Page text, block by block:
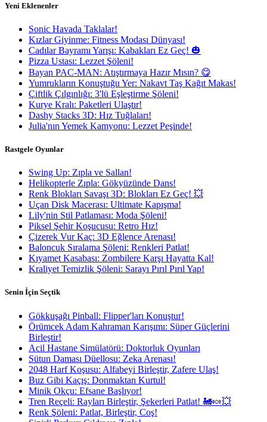
Yeni Eklenenler
Sonic Havada Taklalar!
Kızlar Giyinme: Fitness Modası Dünyası!
Cadılar Bayramı Yarışı: Kabakları Ez Geç! 🎃
Pizza Ustası: Lezzet Şöleni!
Bayan PAC-MAN: Atıştırmaya Hazır Mısın? 😋
Yumrukların Konuştuğu Yer: Nakavt Taş Kağıt Makas!
Çiftlik Çılgınlığı: 3'lü Eşleştirme Şöleni!
Kurye Kralı: Paketleri Ulaştır!
Dashy Stacks 3D: Hız Tuğlaları!
Julia'nın Yemek Kamyonu: Lezzet Peşinde!
Rastgele Oyunlar
Swing Up: Zıpla ve Sallan!
Helikopterle Zıpla: Gökyüzünde Dans!
Renk Blokları Savaşı 3D: Blokları Ez Geç! 💥
Uçan Disk Macerası: Ultimate Kapışma!
Lily'nin Stil Patlaması: Moda Şöleni!
Piksel Şehir Koşucusu: Retro Hız!
Çizerek Vur Kaç: 3D Eğlence Arenası!
Baloncuk Sıralama Şöleni: Renkleri Patlat!
Kıyamet Kasabası: Zombilere Karşı Hayatta Kal!
Kraliyet Temizlik Şöleni: Sarayı Pırıl Pırıl Yap!
Senin İçin Seçtik
Gökkuşağı Pinball: Flipper'ları Konuştur!
Örümcek Adam Kahraman Karışımı: Süper Güçlerini
Birleştir!
Acil Hastane Simülatörü: Doktorluk Oyunları
Sütun Daması Düellosu: Zeka Arenası!
2048 Harf Koşusu: Alfabeyi Birleştir, Zafere Ulaş!
Buz Gibi Kaçış: Donmaktan Kurtul!
Minik Okçu: Efsane Başlıyor!
Tren Reçeli: Rayları Birleştir, Şekerleri Patlat! 🚂🍬💥
Renk Şöleni: Patlat, Birleştir, Coş!